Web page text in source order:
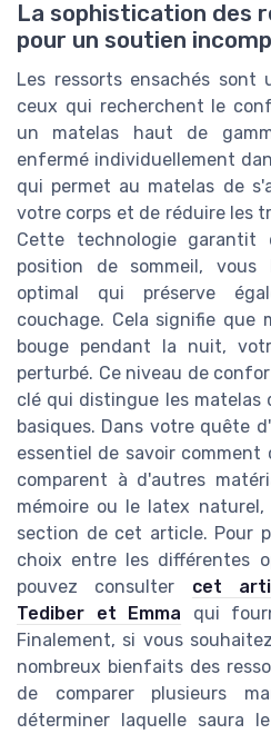
La sophistication des
pour un soutien
Les ressorts ensachés sont
ceux qui recherchent le
un matelas haut de
enfermé individuellement
qui permet au matelas de
votre corps et de réduire les
Cette technologie garantit
position de sommeil, vous
optimal qui préserve
couchage. Cela signifie que
bouge pendant la nuit,
perturbé. Ce niveau de
clé qui distingue les matelas
basiques. Dans votre quête
essentiel de savoir comment
comparent à d'autres
mémoire ou le latex
section de cet article. Pour
choix entre les différentes
pouvez consulter cet
Tediber et Emma qui
Finalement, si vous
nombreux bienfaits des
de comparer plusieurs
déterminer laquelle saura